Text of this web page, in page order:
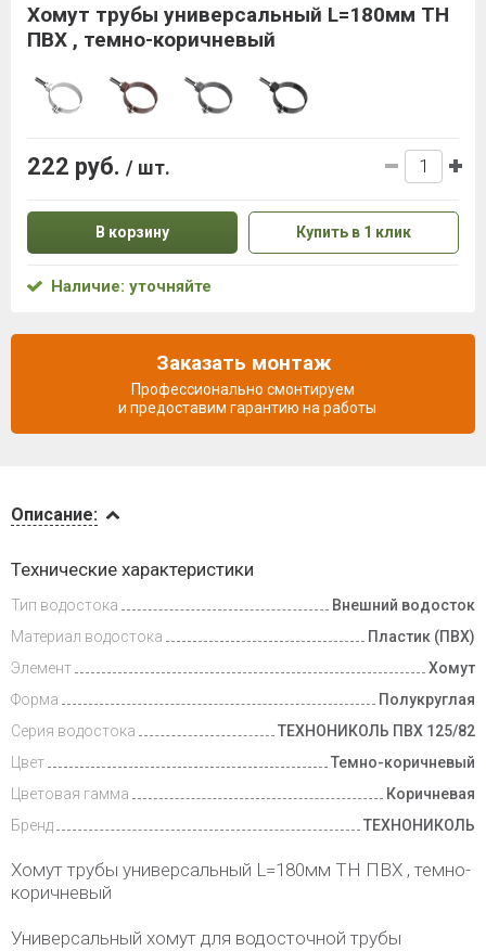
Доставка
Описание:
Технические характеристики
Тип водостока
Внешний водосток
Материал водостока
Пластик (ПВХ)
Элемент
Хомут
Форма
Полукруглая
Серия водостока
ТЕХНОНИКОЛЬ ПВХ 125/82
Цвет
Темно-коричневый
Цветовая гамма
Коричневая
Бренд
ТЕХНОНИКОЛЬ
Хомут трубы универсальный L=180мм ТН ПВХ , темно-
коричневый
Универсальный хомут для водосточной трубы
Хомут трубы универсальный L=180мм ТН
ПВХ , темно-коричневый
222 руб. / шт.
В корзину Купить в 1 клик
Наличие: уточняйте
Заказать монтаж
Профессионально смонтируем
и предоставим гарантию на работы